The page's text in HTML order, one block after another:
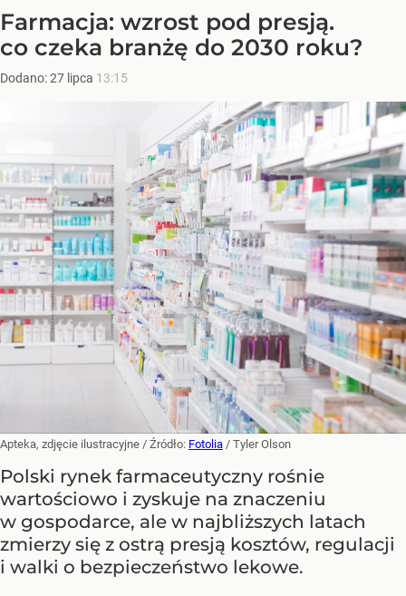
Farmacja: wzrost pod presją.
co czeka branżę do 2030 roku?
Dodano:27 lipca 13:15
Apteka, zdjęcie ilustracyjne / Źródło: Fotolia / Tyler Olson
Polski rynek farmaceutyczny rośnie
wartościowo i zyskuje na znaczeniu
w gospodarce, ale w najbliższych latach
zmierzy się z ostrą presją kosztów, regulacji
i walki o bezpieczeństwo lekowe.